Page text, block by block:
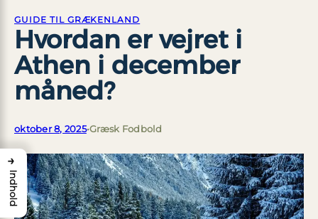
GUIDE TIL GRÆKENLAND
Hvordan er vejret i
Athen i december
måned?
oktober 8, 2025•Græsk Fodbold
→
Indhold